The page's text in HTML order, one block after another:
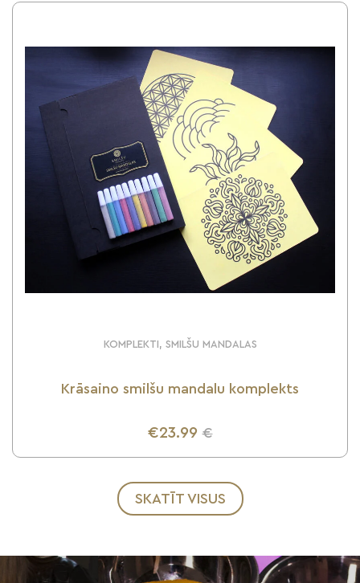
KOMPLEKTI, SMILŠU MANDALAS
Krāsaino smilšu mandalu komplekts
€23.99 €
UZZINI VAIRĀK
SKATĪT VISUS